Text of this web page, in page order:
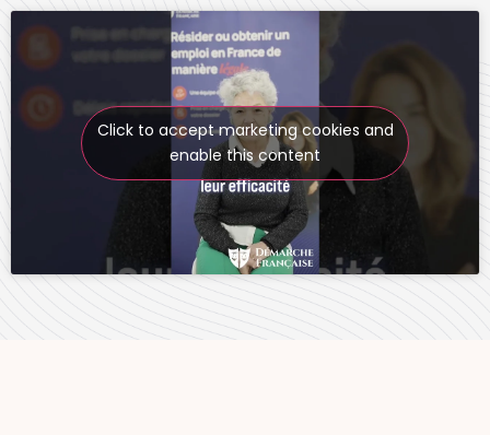
Click to accept marketing cookies and
enable this content